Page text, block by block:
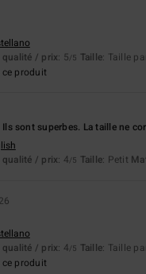
qualité / prix: 5/5 Taille: Taille
produit
sont superbes. La taille ne
qualité / prix: 4/5 Taille: Petit
qualité / prix: 4/5 Taille: Taille
produit